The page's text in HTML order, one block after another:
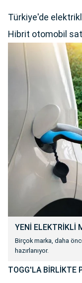
Türkiye'de
Hibrit otomobil
YENİ ELEKTRİKLİ
Birçok marka, daha
hazırlanıyor.
TOGG'LA BİRLİKTE